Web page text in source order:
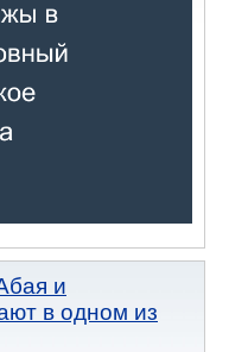
и
в одном из